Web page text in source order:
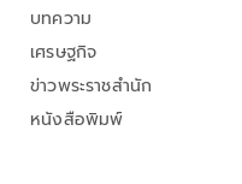
บทความ
เศรษฐกิจ
ข่าวพระราชสำนัก
หนังสือพิมพ์